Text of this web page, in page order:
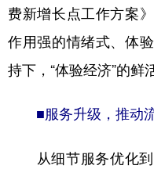
费新增长点工作方案
作用强的情绪式、体
持下，“体验经济”的鲜
■服务升级，推动
从细节服务优化到